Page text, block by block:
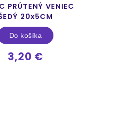
PRÚTENÝ VENIEC
20x5CM
3,20 €
Do košíka